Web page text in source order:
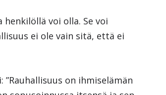
voi olla. Se voi
ei ole vain sitä, että ei
on ihmiselämän